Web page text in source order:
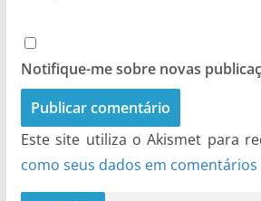
Notifique-me sobre novas
Este site utiliza o Akismet para
como seus dados em